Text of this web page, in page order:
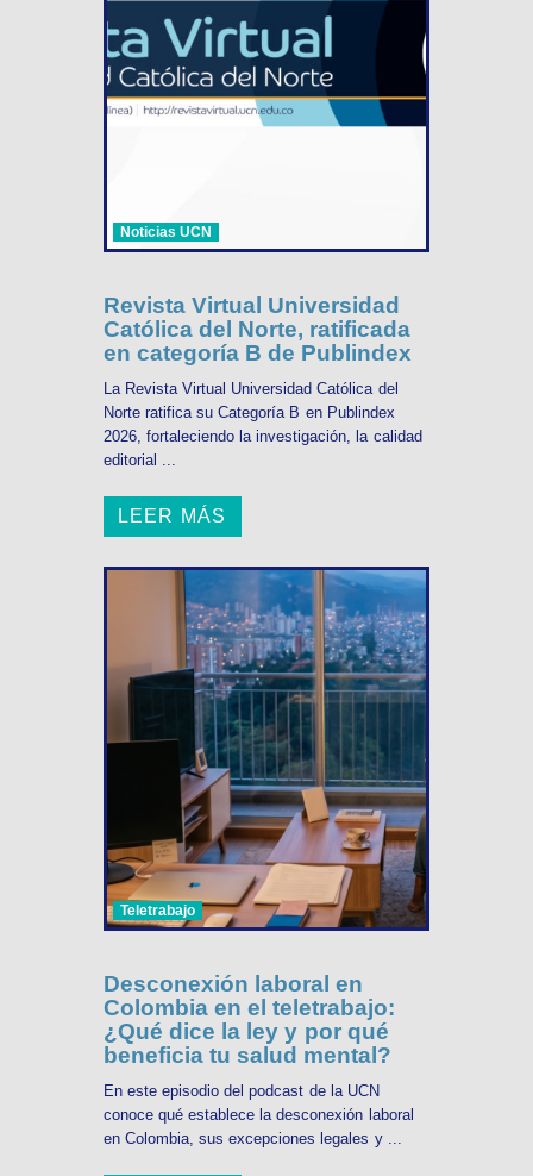
Noticias UCN
Revista Virtual Universidad
Católica del Norte, ratificada
en categoría B de Publindex
La Revista Virtual Universidad Católica del
Norte ratifica su Categoría B en Publindex
2026, fortaleciendo la investigación, la calidad
editorial ...
LEER MÁS
Teletrabajo
Desconexión laboral en
Colombia en el teletrabajo:
¿Qué dice la ley y por qué
beneficia tu salud mental?
En este episodio del podcast de la UCN
conoce qué establece la desconexión laboral
en Colombia, sus excepciones legales y ...